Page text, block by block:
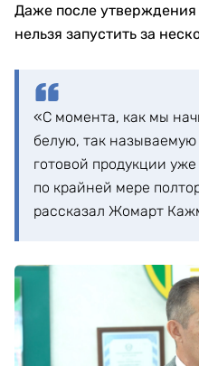
Даже после
нельзя запустить за
«С момента, как мы
белую, так называемую
готовой продукции
по крайней мере
рассказал Жомарт